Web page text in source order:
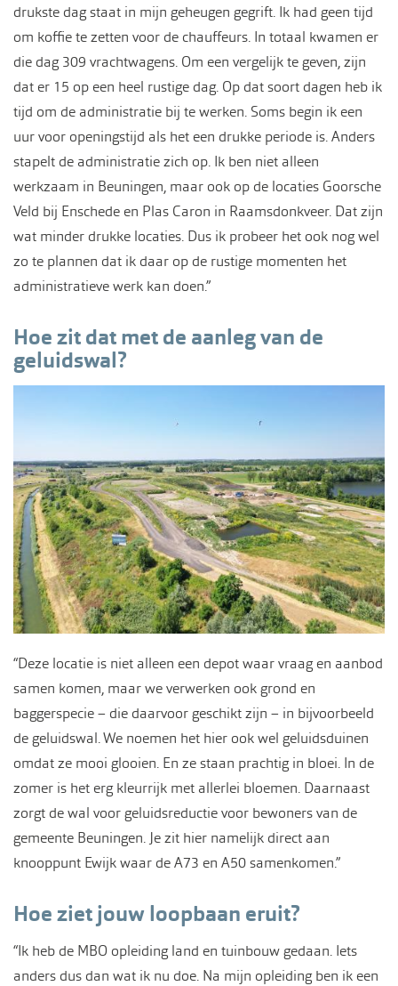
drukste dag staat in mijn geheugen gegrift. Ik had geen tijd
om koffie te zetten voor de chauffeurs. In totaal kwamen er
die dag 309 vrachtwagens. Om een vergelijk te geven, zijn
dat er 15 op een heel rustige dag. Op dat soort dagen heb ik
tijd om de administratie bij te werken. Soms begin ik een
uur voor openingstijd als het een drukke periode is. Anders
stapelt de administratie zich op. Ik ben niet alleen
werkzaam in Beuningen, maar ook op de locaties Goorsche
Veld bij Enschede en Plas Caron in Raamsdonkveer. Dat zijn
wat minder drukke locaties. Dus ik probeer het ook nog wel
zo te plannen dat ik daar op de rustige momenten het
administratieve werk kan doen.”
Hoe zit dat met de aanleg van de
geluidswal?
“Deze locatie is niet alleen een depot waar vraag en aanbod
samen komen, maar we verwerken ook grond en
baggerspecie – die daarvoor geschikt zijn – in bijvoorbeeld
de geluidswal. We noemen het hier ook wel geluidsduinen
omdat ze mooi glooien. En ze staan prachtig in bloei. In de
zomer is het erg kleurrijk met allerlei bloemen. Daarnaast
zorgt de wal voor geluidsreductie voor bewoners van de
gemeente Beuningen. Je zit hier namelijk direct aan
knooppunt Ewijk waar de A73 en A50 samenkomen.”
Hoe ziet jouw loopbaan eruit?
“Ik heb de MBO opleiding land en tuinbouw gedaan. Iets
anders dus dan wat ik nu doe. Na mijn opleiding ben ik een